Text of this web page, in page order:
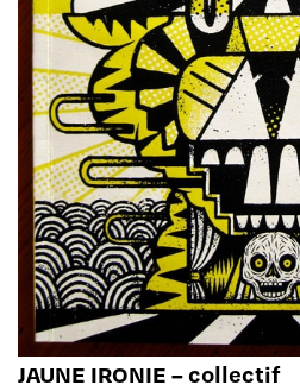
JAUNE IRONIE – collectif